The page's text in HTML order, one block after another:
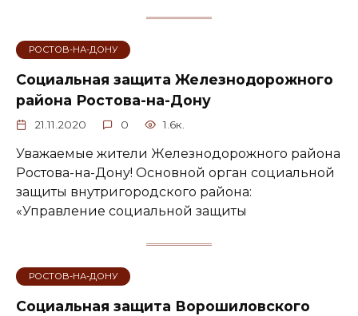
РОСТОВ-НА-ДОНУ
Социальная защита Железнодорожного
района Ростова-на-Дону
21.11.2020 0 1.6к.
Уважаемые жители Железнодорожного района
Ростова-на-Дону! Основной орган социальной
защиты внутригородского района:
«Управление социальной защиты
РОСТОВ-НА-ДОНУ
Социальная защита Ворошиловского